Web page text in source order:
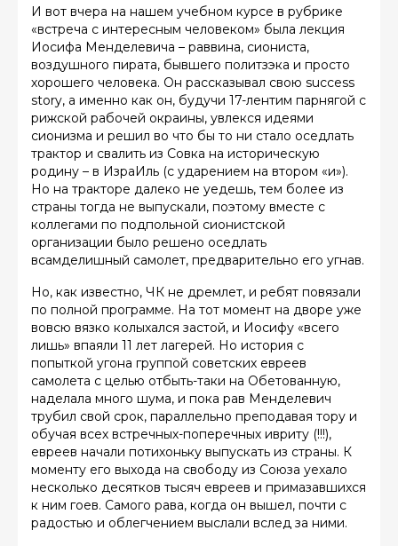
И вот вчера на нашем учебном курсе в рубрике
«встреча с интересным человеком» была лекция
Иосифа Менделевича – раввина, сиониста,
воздушного пирата, бывшего политзэка и просто
хорошего человека. Он рассказывал свою success
story, а именно как он, будучи 17-лентим парнягой с
рижской рабочей окраины, увлекся идеями
сионизма и решил во что бы то ни стало оседлать
трактор и свалить из Совка на историческую
родину – в ИзраИль (с ударением на втором «и»).
Но на тракторе далеко не уедешь, тем более из
страны тогда не выпускали, поэтому вместе с
коллегами по подпольной сионистской
организации было решено оседлать
всамделишный самолет, предварительно его угнав.
Но, как известно, ЧК не дремлет, и ребят повязали
по полной программе. На тот момент на дворе уже
вовсю вязко колыхался застой, и Иосифу «всего
лишь» впаяли 11 лет лагерей. Но история с
попыткой угона группой советских евреев
самолета с целью отбыть-таки на Обетованную,
наделала много шума, и пока рав Менделевич
трубил свой срок, параллельно преподавая тору и
обучая всех встречных-поперечных ивриту (!!!),
евреев начали потихоньку выпускать из страны. К
моменту его выхода на свободу из Союза уехало
несколько десятков тысяч евреев и примазавшихся
к ним гоев. Самого рава, когда он вышел, почти с
радостью и облегчением выслали вслед за ними.